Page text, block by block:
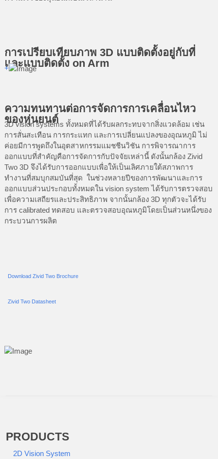
การเปรียบเทียบภาพ 3D แบบติดตั้งอยู่กับที่
และแบบติดตั้ง on Arm
+
ความทนทานต่อการจัดการการเคลื่อนไหว
ของหุ่นยนต์
3D vision systems ทั้งหมดที่ได้รับผลกระทบจากสิ่งแวดล้อม เช่น
การสั่นสะเทือน การกระแทก และการเปลี่ยนแปลงของอุณหภูมิ ไม่
ค่อยมีการพูดถึงในอุตสาหกรรมแมชชีนวิชัน การพิจารณาการ
ออกแบบที่สำคัญคือการจัดการกับปัจจัยเหล่านี้ ดังนั้นกล้อง Zivid
Two 3D จึงได้รับการออกแบบเพื่อให้เป็นเลิศภายใต้สภาพการ
ทำงานที่สมบุกสมบันที่สุด ในช่วงหลายปีของการพัฒนาและการ
ออกแบบส่วนประกอบทั้งหมดใน vision system ได้รับการตรวจสอบ
เพื่อความเสถียรและประสิทธิภาพ จากนั้นกล้อง 3D ทุกตัวจะได้รับ
การ calibrated ทดสอบ และตรวจสอบอุณหภูมิโดยเป็นส่วนหนึ่งของ
กระบวนการผลิต
Download Zivid Two Brochure
Zivid Two Datasheet
PRODUCTS
2D Vision System